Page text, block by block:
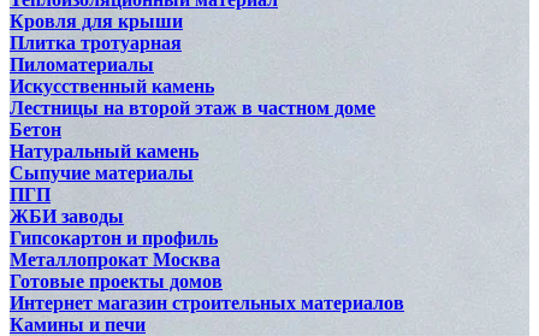
Кровля для крыши
Плитка тротуарная
Пиломатериалы
Искусственный камень
Лестницы на второй этаж в частном доме
Бетон
Натуральный камень
Сыпучие материалы
ПГП
ЖБИ заводы
Гипсокартон и профиль
Металлопрокат Москва
Готовые проекты домов
Интернет магазин строительных материалов
Камины и печи